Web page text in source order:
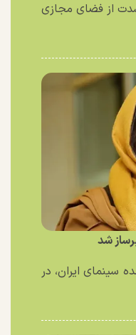
از فضای مجازی
شد
سینمای ایران، در